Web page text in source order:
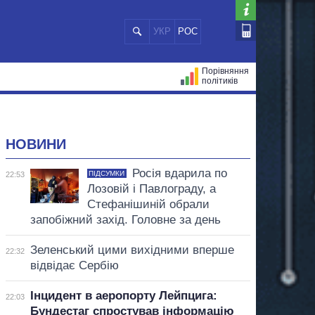
УКР РОС
Порівняння
політиків
НОВИНИ
22:53 ПІДСУМКИ
Росія вдарила по
Лозовій і Павлограду, а
Стефанішиній обрали
запобіжний захід. Головне за день
22:32
Зеленський цими вихідними вперше
відвідає Сербію
22:03
Інцидент в аеропорту Лейпцига:
Бундестаг спростував інформацію